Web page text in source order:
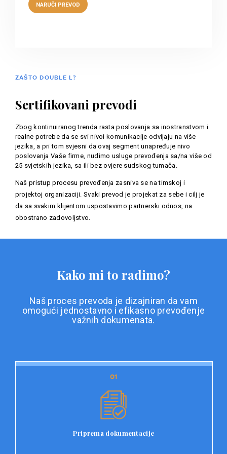
ZAŠTO DOUBLE L?
Sertifikovani prevodi
Zbog kontinuiranog trenda rasta poslovanja sa inostranstvom i
realne potrebe da se svi nivoi komunikacije odvijaju na više
jezika, a pri tom svjesni da ovaj segment unapređuje nivo
poslovanja Vaše firme, nudimo usluge prevođenja sa/na više od
25 svjetskih jezika, sa ili bez ovjere sudskog tumača.
Naš pristup procesu prevođenja zasniva se na timskoj i
projektoj organizaciji. Svaki prevod je projekat za sebe i cilj je
da sa svakim klijentom uspostavimo partnerski odnos, na
obostrano zadovoljstvo.
Kako mi to radimo?
Naš proces prevoda je dizajniran da vam
omogući jednostavno i efikasno prevođenje
važnih dokumenata.
01
Priprema dokumentacije
01
Prvi korak u našem procesu prevoda je priprema
dokumentacije. Korisnici jednostavno učitavaju svoje
dokumenta, kao i specifične zahtjeve za prevod.